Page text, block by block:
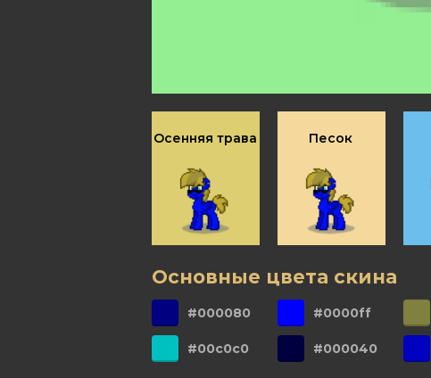
Осенняя трава Песок
Основные цвета скина
#000080 #0000ff
#00c0c0 #000040